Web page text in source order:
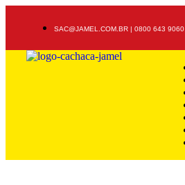
SAC@JAMEL.COM.BR | 0800 643 9060